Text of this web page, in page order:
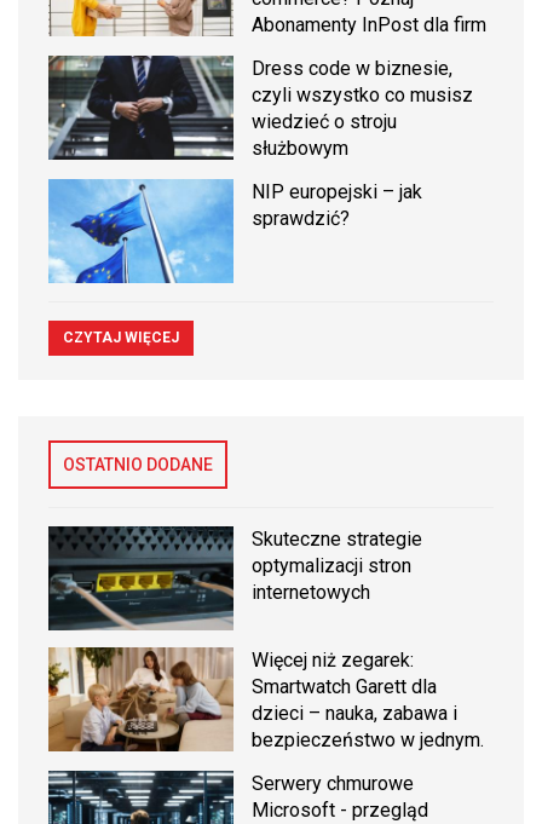
Abonamenty InPost dla firm
Dress code w biznesie,
czyli wszystko co musisz
wiedzieć o stroju
służbowym
NIP europejski – jak
sprawdzić?
CZYTAJ WIĘCEJ
OSTATNIO DODANE
Skuteczne strategie
optymalizacji stron
internetowych
Więcej niż zegarek:
Smartwatch Garett dla
dzieci – nauka, zabawa i
bezpieczeństwo w jednym.
Serwery chmurowe
Microsoft - przegląd